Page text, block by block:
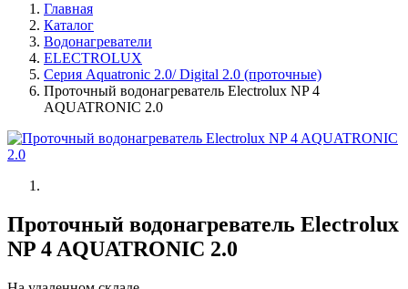
Главная
Каталог
Водонагреватели
ELECTROLUX
Серия Aquatronic 2.0/ Digital 2.0 (проточные)
Проточный водонагреватель Electrolux NP 4
AQUATRONIC 2.0
Проточный водонагреватель Electrolux
NP 4 AQUATRONIC 2.0